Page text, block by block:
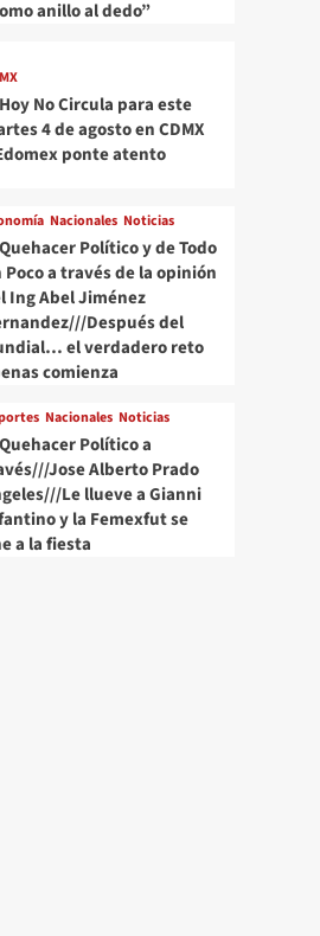
anillo al dedo”
No Circula para este
4 de agosto en CDMX
ponte atento
Nacionales Noticias
Político y de Todo
Poco a través de la opinión
Ing Abel Jiménez
Después del
el verdadero reto
comienza
Nacionales Noticias
Político a
Jose Alberto Prado
Le llueve a Gianni
y la Femexfut se
a la fiesta